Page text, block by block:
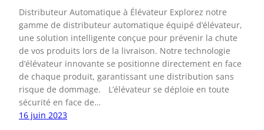
Distributeur Automatique à Élévateur Explorez notre
gamme de distributeur automatique équipé d’élévateur,
une solution intelligente conçue pour prévenir la chute
de vos produits lors de la livraison. Notre technologie
d’élévateur innovante se positionne directement en face
de chaque produit, garantissant une distribution sans
risque de dommage. L’élévateur se déploie en toute
sécurité en face de…
16 juin 2023